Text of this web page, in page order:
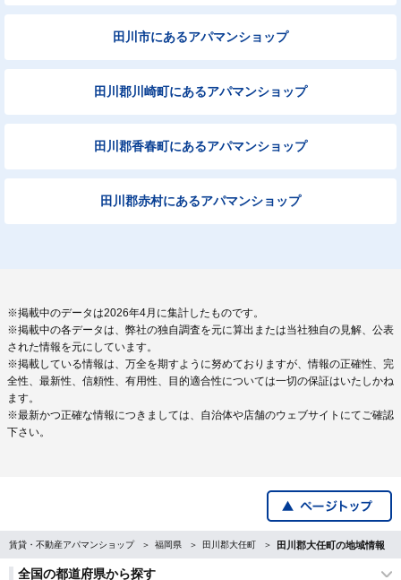
田川市にあるアパマンショップ
田川郡川崎町にあるアパマンショップ
田川郡香春町にあるアパマンショップ
田川郡赤村にあるアパマンショップ
※掲載中のデータは2026年4月に集計したものです。
※掲載中の各データは、弊社の独自調査を元に算出または当社独自の見解、公表
された情報を元にしています。
※掲載している情報は、万全を期すように努めておりますが、情報の正確性、完
全性、最新性、信頼性、有用性、目的適合性については一切の保証はいたしかね
ます。
※最新かつ正確な情報につきましては、自治体や店舗のウェブサイトにてご確認
下さい。
賃貸・不動産アパマンショップ 福岡県 田川郡大任町 田川郡大任町の地域情報
全国の都道府県から探す